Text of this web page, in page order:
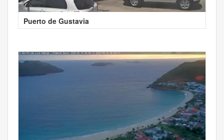
Puerto de Gustavia